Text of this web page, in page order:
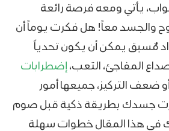
يأتي ومعه فرصة رائعة
والجسد معاً! هل فكرت يوماً أن
مٌسبق يمكن أن يكون تحدياً
المفاجئ، التعب، إضطرابات
ضعف التركيز، جميعها أمور
جسدك بطريقة ذكية قبل صوم
هذا المقال خطوات سهلة